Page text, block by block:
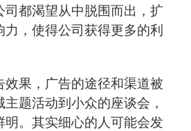
司都渴望从中脱围而出，扩
，使得公司获得更多的利
果，广告的途径和渠道被
题活动到小众的座谈会，
明。其实细心的人可能会发